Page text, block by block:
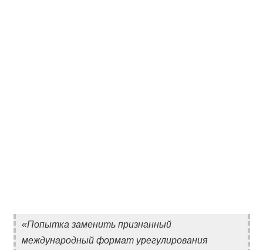
«Попытка заменить признанный
международный формат урегулирования